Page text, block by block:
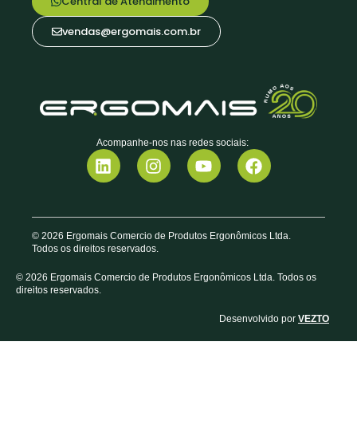
vendas@ergomais.com.br
Acompanhe-nos nas redes sociais:
© 2026 Ergomais Comercio de Produtos Ergonômicos Ltda.
Todos os direitos reservados.
© 2026 Ergomais Comercio de Produtos Ergonômicos Ltda. Todos os
direitos reservados.
Desenvolvido por VEZTO